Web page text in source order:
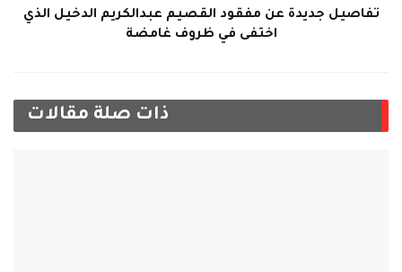
تفاصيل جديدة عن مفقود القصيم عبدالكريم الدخيل الذي
اختفى في ظروف غامضة
ذات صلة مقالات